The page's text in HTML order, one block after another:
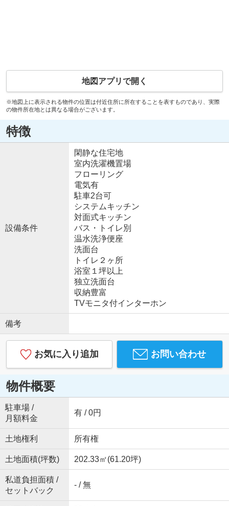
地図アプリで開く
※地図上に表示される物件の位置は付近住所に所在することを表すものであり、実際
の物件所在地とは異なる場合がございます。
特徴
設備条件
閑静な住宅地
室内洗濯機置場
フローリング
電気有
駐車2台可
システムキッチン
対面式キッチン
バス・トイレ別
温水洗浄便座
洗面台
トイレ２ヶ所
浴室１坪以上
独立洗面台
収納豊富
TVモニタ付インターホン
備考
お気に入り追加 お問い合わせ
物件概要
駐車場 /
月額料金
有 / 0円
土地権利 所有権
土地面積(坪数) 202.33㎡(61.20坪)
私道負担面積 /
セットバック
- / 無